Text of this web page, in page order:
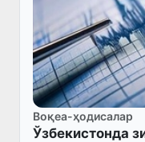
Воқеа-ҳодисалар
Ўзбекистонда